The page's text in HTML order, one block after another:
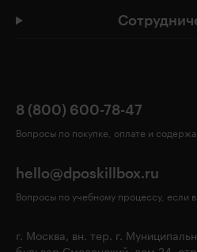
8 (800) 600-78-47
Вопросы по покупке, оплате и
hello@dposkillbox.ru
Вопросы по учебному процессу, если
г. Москва, вн. тер. г.